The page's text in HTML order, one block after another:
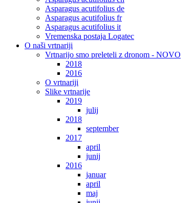
Asparagus acutifolius de
Asparagus acutifolius fr
Asparagus acutifolius it
Vremenska postaja Logatec
O naši vrtnariji
Vrtnarijo smo preleteli z dronom - NOVO
2018
2016
O vrtnariji
Slike vrtnarije
2019
julij
2018
september
2017
april
junij
2016
januar
april
maj